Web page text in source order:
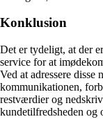
Konklusion
Det er tydeligt, at der
service for at
Ved at adressere disse
kommunikationen,
restværdier og
kundetilfredsheden og